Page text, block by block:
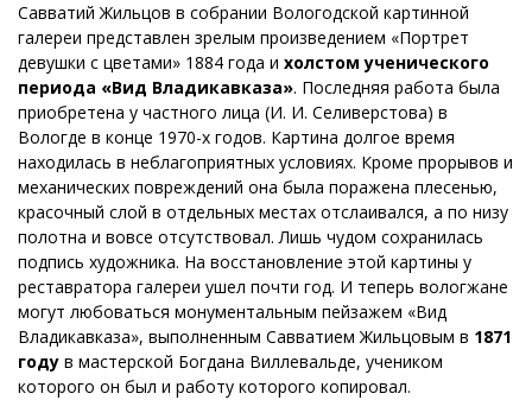
Савватий Жильцов в собрании Вологодской картинной
галереи представлен зрелым произведением «Портрет
девушки с цветами» 1884 года и холстом ученического
периода «Вид Владикавказа». Последняя работа была
приобретена у частного лица (И. И. Селиверстова) в
Вологде в конце 1970-х годов. Картина долгое время
находилась в неблагоприятных условиях. Кроме прорывов и
механических повреждений она была поражена плесенью,
красочный слой в отдельных местах отслаивался, а по низу
полотна и вовсе отсутствовал. Лишь чудом сохранилась
подпись художника. На восстановление этой картины у
реставратора галереи ушел почти год. И теперь вологжане
могут любоваться монументальным пейзажем «Вид
Владикавказа», выполненным Савватием Жильцовым в 1871
году в мастерской Богдана Виллевальде, учеником
которого он был и работу которого копировал.